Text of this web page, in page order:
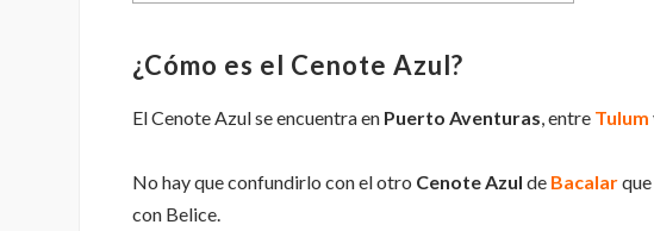
¿Cómo es el Cenote Azul?
El Cenote Azul se encuentra en Puerto Aventuras , entre Tulum
No hay que confundirlo con el otro Cenote Azul de Bacalar
con Belice.